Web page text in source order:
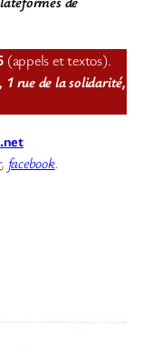
(appels et textos).
1 rue de la solidarité,
, facebook.